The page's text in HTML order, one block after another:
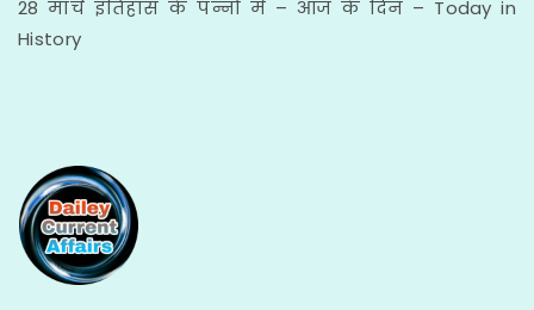
28 मार्च इतिहास के पन्नों में – आज के दिन – Today in
History